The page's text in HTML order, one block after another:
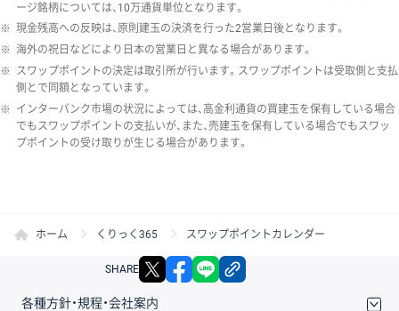
ージ銘柄については、10万通貨単位となります。
※ 現金残高への反映は、原則建玉の決済を行った2営業日後となります。
※ 海外の祝日などにより日本の営業日と異なる場合があります。
※ スワップポイントの決定は取引所が行います。スワップポイントは受取側と支払
側とで同額となっています。
※ インターバンク市場の状況によっては、高金利通貨の買建玉を保有している場合
でもスワップポイントの支払いが、また、売建玉を保有している場合でもスワッ
プポイントの受け取りが生じる場合があります。
ホーム くりっく365 スワップポイントカレンダー
SHARE X facebook
各種方針・規程・会社案内